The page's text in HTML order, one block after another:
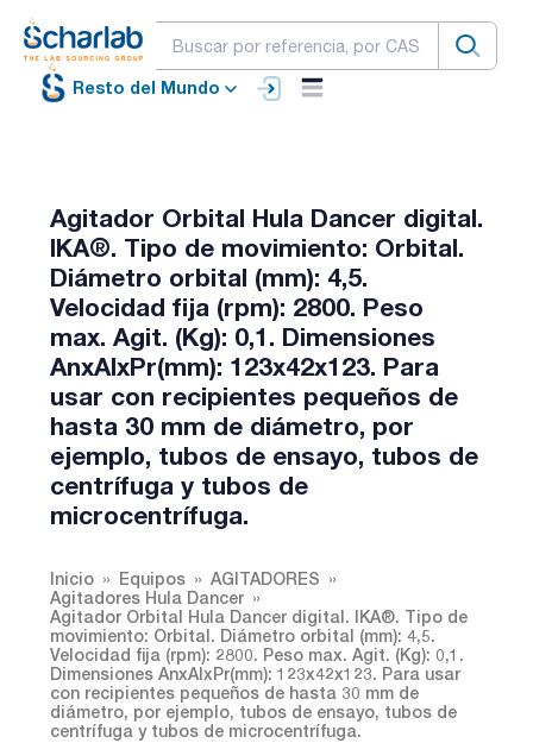
Resto del Mundo
Agitador Orbital Hula Dancer digital.
IKA®. Tipo de movimiento: Orbital.
Diámetro orbital (mm): 4,5.
Velocidad fija (rpm): 2800. Peso
max. Agit. (Kg): 0,1. Dimensiones
AnxAlxPr(mm): 123x42x123. Para
usar con recipientes pequeños de
hasta 30 mm de diámetro, por
ejemplo, tubos de ensayo, tubos de
centrífuga y tubos de
microcentrífuga.
Inicio Equipos
AGITADORES
Agitadores Hula Dancer
Agitador Orbital Hula Dancer digital. IKA®. Tipo de
movimiento: Orbital. Diámetro orbital (mm): 4,5.
Velocidad fija (rpm): 2800. Peso max. Agit. (Kg): 0,1.
Dimensiones AnxAlxPr(mm): 123x42x123. Para usar
con recipientes pequeños de hasta 30 mm de
diámetro, por ejemplo, tubos de ensayo, tubos de
centrífuga y tubos de microcentrífuga.